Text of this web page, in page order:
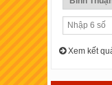
Xem kết